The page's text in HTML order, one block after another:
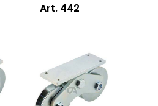
Art. 442
Prodotti